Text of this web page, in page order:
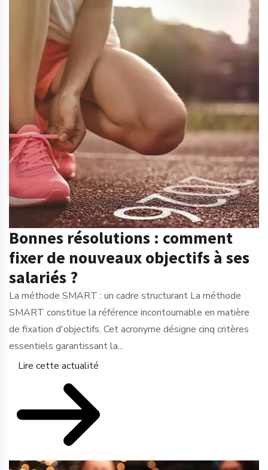
Bonnes résolutions : comment
fixer de nouveaux objectifs à ses
salariés ?
La méthode SMART : un cadre structurant La méthode
SMART constitue la référence incontournable en matière
de fixation d'objectifs. Cet acronyme désigne cinq critères
essentiels garantissant la...
Lire cette actualité